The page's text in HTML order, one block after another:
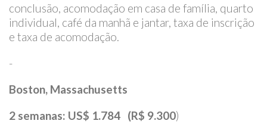
conclusão, acomodação em casa de família, quarto
individual, café da manhã e jantar, taxa de inscrição
e taxa de acomodação.
-
Boston, Massachusetts
2 semanas: US$ 1.784 (R$ 9.300)